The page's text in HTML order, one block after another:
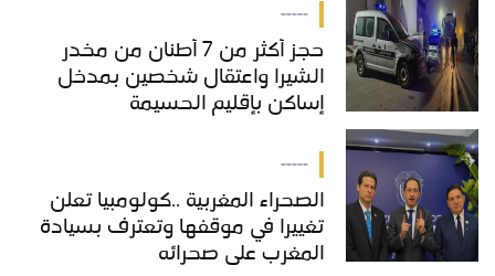
-----
حجز أكثر من 7 أطنان من مخدر
الشيرا واعتقال شخصين بمدخل
إساكن بإقليم الحسيمة
-----
الصحراء المغربية ..كولومبيا تعلن
تغييرا في موقفها وتعترف بسيادة
المغرب على صحرائه